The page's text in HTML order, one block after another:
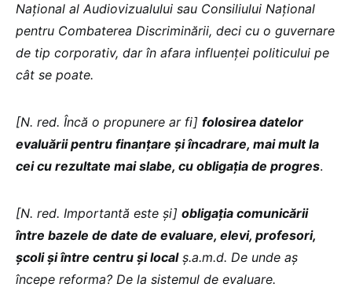
Național al Audiovizualului sau Consiliului Național
pentru Combaterea Discriminării, deci cu o guvernare
de tip corporativ, dar în afara influenței politicului pe
cât se poate.
[N. red. Încă o propunere ar fi] folosirea datelor
evaluării pentru finanțare și încadrare, mai mult la
cei cu rezultate mai slabe, cu obligația de progres.
[N. red. Importantă este și] obligația comunicării
între bazele de date de evaluare, elevi, profesori,
școli și între centru și localș.a.m.d. De unde aș
începe reforma? De la sistemul de evaluare.